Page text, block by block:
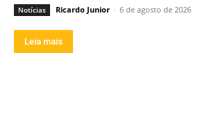
Notícias Ricardo Junior - 6 de agosto de 2026
Leia mais